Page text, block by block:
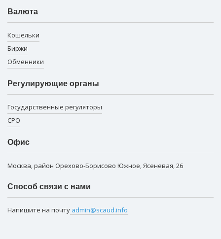
Валюта
Кошельки
Биржи
Обменники
Регулирующие органы
Государственные регуляторы
СРО
Офис
Москва, район Орехово-Борисово Южное, Ясеневая, 26
Способ связи с нами
Напишите на почту admin@scaud.info